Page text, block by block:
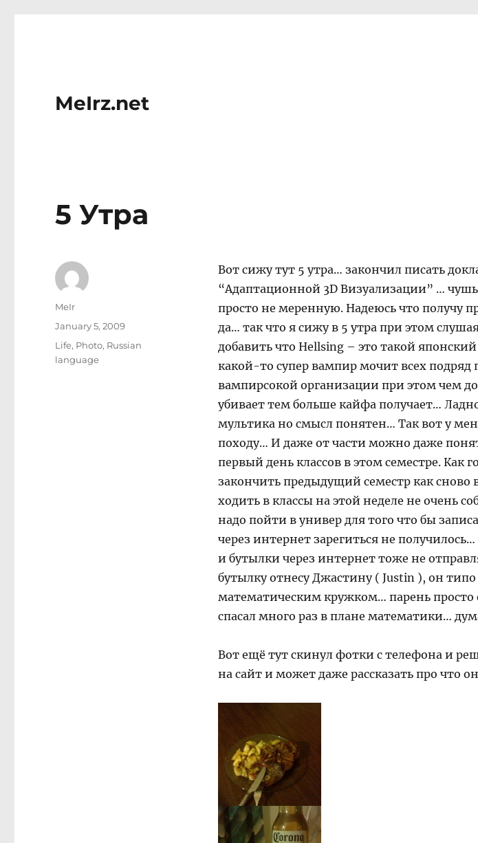
MeIrz.net
5 Утра
Вот сижу тут 5 утра… закончил писать
“Адаптационной 3D Визуализации” …
просто не меренную. Надеюсь что получу
да… так что я сижу в 5 утра при этом
добавить что Hellsing – это такой
какой-то супер вампир мочит всех
вампирсокой организации при этом чем
убивает тем больше кайфа получает…
мультика но смысл понятен… Так вот у
походу… И даже от части можно даже
первый день классов в этом семестре. Как
закончить предыдущий семестр как сново
ходить в классы на этой неделе не очень
надо пойти в универ для того что бы
через интернет зарегиться не
и бутылки через интернет тоже не
бутылку отнесу Джастину ( Justin ), он типо
математическим кружком… парень
спасал много раз в плане математики…
Вот ещё тут скинул фотки с телефона и
на сайт и может даже рассказать про что
Author
MeIr
Posted
on
January 5, 2009
Categories
Life, Photo, Russian
language